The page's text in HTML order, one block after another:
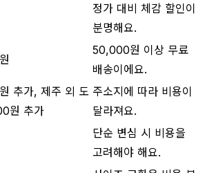
정가 대비 체감 할인이
분명해요.
50,000원 이상 무료
배송이에요.
추가, 제주 외 도
원 추가
주소지에 따라 비용이
달라져요.
단순 변심 시 비용을
고려해야 해요.